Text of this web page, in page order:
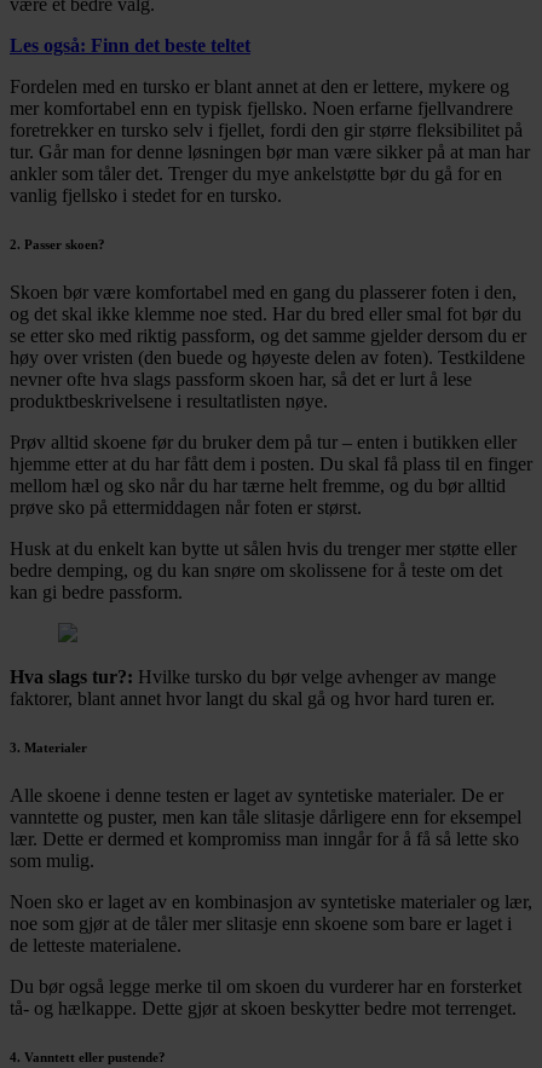
være et bedre valg.
Les også: Finn det beste teltet
Fordelen med en tursko er blant annet at den er lettere, mykere og
mer komfortabel enn en typisk fjellsko. Noen erfarne fjellvandrere
foretrekker en tursko selv i fjellet, fordi den gir større fleksibilitet på
tur. Går man for denne løsningen bør man være sikker på at man har
ankler som tåler det. Trenger du mye ankelstøtte bør du gå for en
vanlig fjellsko i stedet for en tursko.
2. Passer skoen?
Skoen bør være komfortabel med en gang du plasserer foten i den,
og det skal ikke klemme noe sted. Har du bred eller smal fot bør du
se etter sko med riktig passform, og det samme gjelder dersom du er
høy over vristen (den buede og høyeste delen av foten). Testkildene
nevner ofte hva slags passform skoen har, så det er lurt å lese
produktbeskrivelsene i resultatlisten nøye.
Prøv alltid skoene før du bruker dem på tur – enten i butikken eller
hjemme etter at du har fått dem i posten. Du skal få plass til en finger
mellom hæl og sko når du har tærne helt fremme, og du bør alltid
prøve sko på ettermiddagen når foten er størst.
Husk at du enkelt kan bytte ut sålen hvis du trenger mer støtte eller
bedre demping, og du kan snøre om skolissene for å teste om det
kan gi bedre passform.
Hva slags tur?: Hvilke tursko du bør velge avhenger av mange
faktorer, blant annet hvor langt du skal gå og hvor hard turen er.
3. Materialer
Alle skoene i denne testen er laget av syntetiske materialer. De er
vanntette og puster, men kan tåle slitasje dårligere enn for eksempel
lær. Dette er dermed et kompromiss man inngår for å få så lette sko
som mulig.
Noen sko er laget av en kombinasjon av syntetiske materialer og lær,
noe som gjør at de tåler mer slitasje enn skoene som bare er laget i
de letteste materialene.
Du bør også legge merke til om skoen du vurderer har en forsterket
tå- og hælkappe. Dette gjør at skoen beskytter bedre mot terrenget.
4. Vanntett eller pustende?